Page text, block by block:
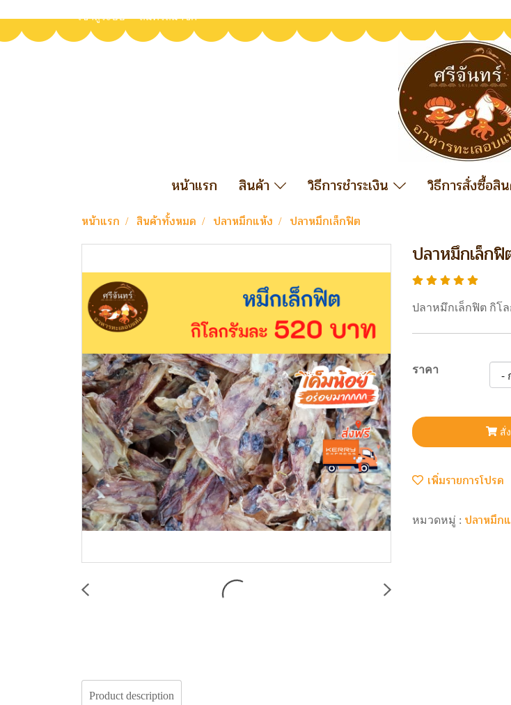
เข้าสู่ระบบ สมัครสมาชิก
หน้าแรก สินค้า วิธีการชำระเงิน วิธีการสั่งซื้อสิ
หน้าแรก สินค้าทั้งหมด ปลาหมึกแห้ง ปลาหมึกเล็กฟิต
ปลาหมึกเล็กฟิ
ปลาหมึกเล็กฟิต กิโ
ราคา
สั่
เพิ่มรายการโปรด
หมวดหมู่ : ปลาหมึก
Product description